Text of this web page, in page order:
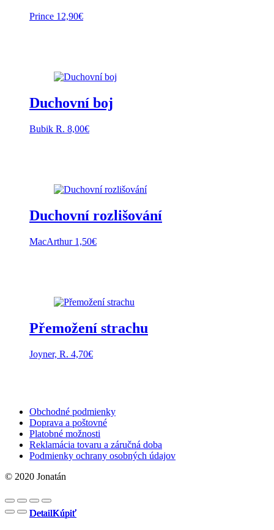
Prince 12,90€
DetailKúpiť
Duchovní boj
Bubik R. 8,00€
DetailKúpiť
Duchovní rozlišování
MacArthur 1,50€
DetailKúpiť
Přemožení strachu
Joyner, R. 4,70€
DetailKúpiť
Obchodné podmienky
Doprava a poštovné
Platobné možnosti
Reklamácia tovaru a záručná doba
Podmienky ochrany osobných údajov
© 2020 Jonatán